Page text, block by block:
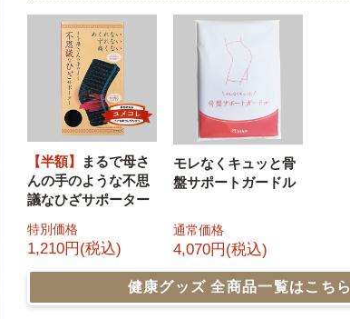
【半額】
まるで母さ
んの手のような不思
議なひざサポーター
特別価格
1,210円(税込)
モレなくキュッと骨
盤サポートガードル
通常価格
4,070円(税込)
健康グッズ全商品一覧はこちら